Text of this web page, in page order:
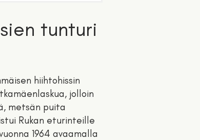
tunturi
hiihtohissin
jolloin
metsän puita
Rukan eturinteille
1964 avaamalla